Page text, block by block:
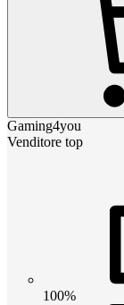
Gaming4you
Venditore top
100%